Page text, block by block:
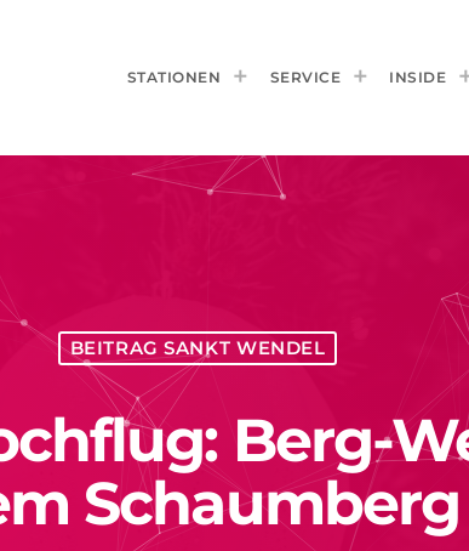
STATIONEN SERVICE INSIDE
BEITRAG SANKT WENDEL
Berg-
Schaumberg